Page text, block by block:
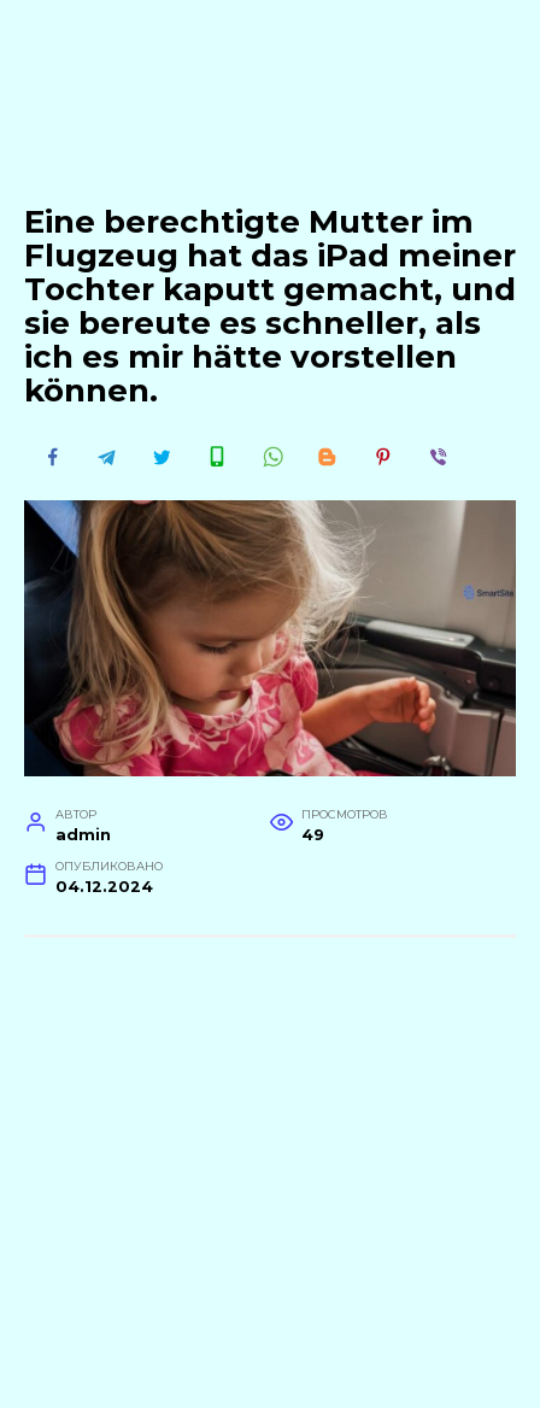
Eine berechtigte Mutter im
Flugzeug hat das iPad meiner
Tochter kaputt gemacht, und
sie bereute es schneller, als
ich es mir hätte vorstellen
können.
АВТОР
admin
ПРОСМОТРОВ
49
ОПУБЛИКОВАНО
04.12.2024